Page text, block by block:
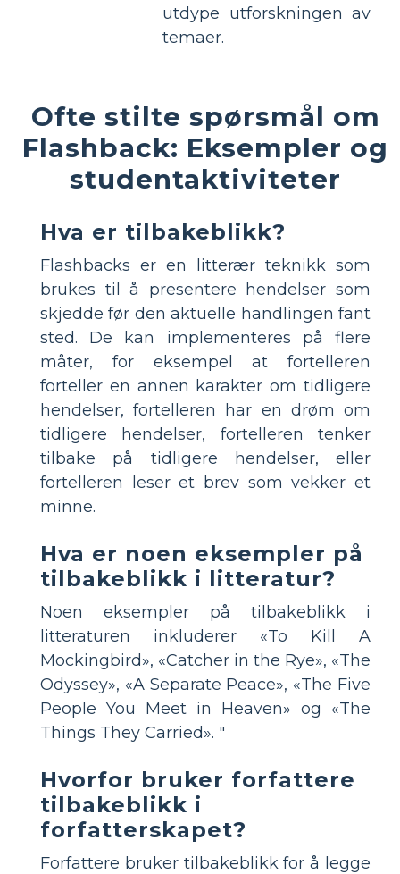
utdype utforskningen av
temaer.
Ofte stilte spørsmål om
Flashback: Eksempler og
studentaktiviteter
Hva er tilbakeblikk?
Flashbacks er en litterær teknikk som
brukes til å presentere hendelser som
skjedde før den aktuelle handlingen fant
sted. De kan implementeres på flere
måter, for eksempel at fortelleren
forteller en annen karakter om tidligere
hendelser, fortelleren har en drøm om
tidligere hendelser, fortelleren tenker
tilbake på tidligere hendelser, eller
fortelleren leser et brev som vekker et
minne.
Hva er noen eksempler på
tilbakeblikk i litteratur?
Noen eksempler på tilbakeblikk i
litteraturen inkluderer «To Kill A
Mockingbird», «Catcher in the Rye», «The
Odyssey», «A Separate Peace», «The Five
People You Meet in Heaven» og «The
Things They Carried». "
Hvorfor bruker forfattere
tilbakeblikk i
forfatterskapet?
Forfattere bruker tilbakeblikk for å legge